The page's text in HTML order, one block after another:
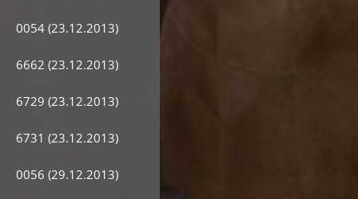
0054 (23.12.2013)
6662 (23.12.2013)
6729 (23.12.2013)
6731 (23.12.2013)
0056 (29.12.2013)